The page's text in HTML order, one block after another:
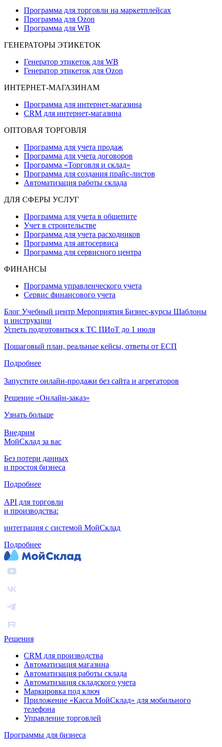
Программа для торговли на маркетплейсах
Программа для Ozon
Программа для WB
ГЕНЕРАТОРЫ ЭТИКЕТОК
Генератор этикеток для WB
Генератор этикеток для Ozon
ИНТЕРНЕТ-МАГАЗИНАМ
Программа для интернет-магазина
CRM для интернет-магазина
ОПТОВАЯ ТОРГОВЛЯ
Программа для учета продаж
Программа для учета договоров
Программа «Торговля и склад»
Программа для создания прайс‑листов
Автоматизация работы склада
ДЛЯ СФЕРЫ УСЛУГ
Программа для учета в общепите
Учет в строительстве
Программа для учета расходников
Программа для автосервиса
Программа для сервисного центра
ФИНАНСЫ
Программа управленческого учета
Сервис финансового учета
Блог Учебный центр Мероприятия Бизнес-курсы Шаблоны
и инструкции
Успеть подготовиться к ТС ПИоТ до 1 июля
Пошаговый план, реальные кейсы, ответы от ЕСП
Подробнее
Запустите онлайн-продажи без сайта и агрегаторов
Решение «Онлайн-заказ»
Узнать больше
Внедрим
МойСклад за вас
Без потери данных
и простоя бизнеса
Подробнее
API для торговли
и производства:
интеграция с системой МойСклад
Подробнее
Решения
CRM для производства
Автоматизация магазина
Автоматизация работы склада
Автоматизация складского учета
Маркировка под ключ
Приложение «Касса МойСклад» для мобильного
телефона
Управление торговлей
Программы для бизнеса